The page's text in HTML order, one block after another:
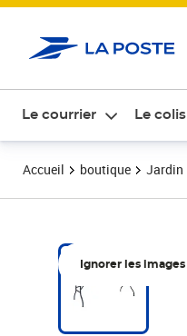
Le courrier Le colis
Accueil boutique Jardin
Ignorer les images